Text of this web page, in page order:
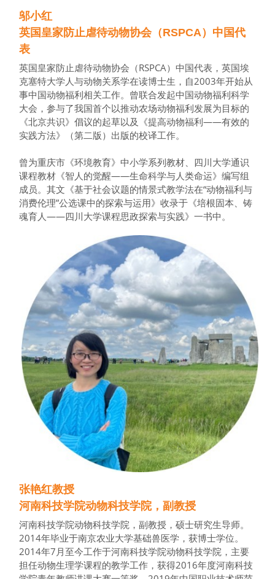
邬小红
英国皇家防止虐待动物协会（RSPCA）中国代
表
英国皇家防止虐待动物协会（RSPCA）中国代表，英国埃
克塞特大学人与动物关系学在读博士生，自2003年开始从
事中国动物福利相关工作。曾联合发起中国动物福利科学
大会，参与了我国首个以推动农场动物福利发展为目标的
《北京共识》倡议的起草以及《提高动物福利——有效的
实践方法》（第二版）出版的校译工作。
曾为重庆市《环境教育》中小学系列教材、四川大学通识
课程教材《智人的觉醒——生命科学与人类命运》编写组
成员。其文《基于社会议题的情景式教学法在“动物福利与
消费伦理”公选课中的探索与运用》收录于《培根固本、铸
魂育人——四川大学课程思政探索与实践》一书中。
张艳红教授
河南科技学院动物科技学院，副教授
河南科技学院动物科技学院，副教授，硕士研究生导师。
2014年毕业于南京农业大学基础兽医学，获博士学位。
2014年7月至今工作于河南科技学院动物科技学院，主要
担任动物生理学课程的教学工作，获得2016年度河南科技